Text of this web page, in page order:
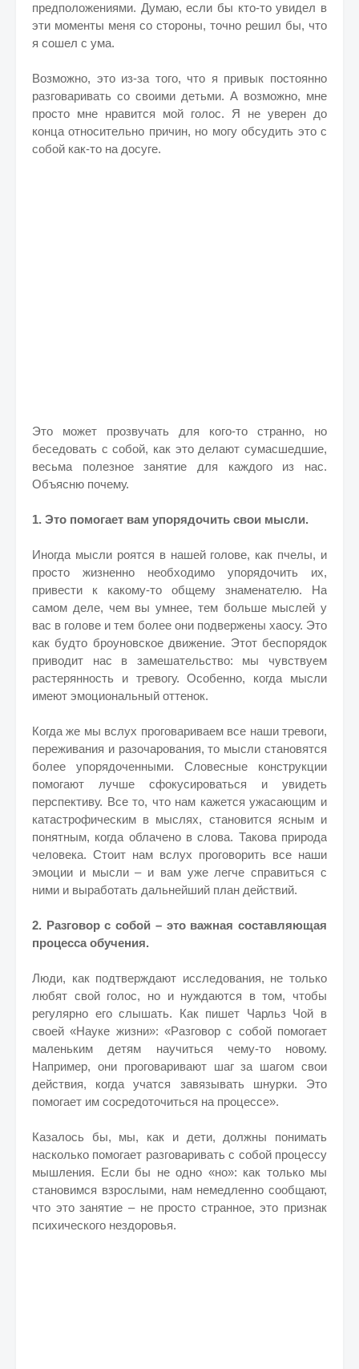
предположениями. Думаю, если бы кто-то увидел в
эти моменты меня со стороны, точно решил бы, что
я сошел с ума.
Возможно, это из-за того, что я привык постоянно
разговаривать со своими детьми. А возможно, мне
просто мне нравится мой голос. Я не уверен до
конца относительно причин, но могу обсудить это с
собой как-то на досуге.
Это может прозвучать для кого-то странно, но
беседовать с собой, как это делают сумасшедшие,
весьма полезное занятие для каждого из нас.
Объясню почему.
1. Это помогает вам упорядочить свои мысли.
Иногда мысли роятся в нашей голове, как пчелы, и
просто жизненно необходимо упорядочить их,
привести к какому-то общему знаменателю. На
самом деле, чем вы умнее, тем больше мыслей у
вас в голове и тем более они подвержены хаосу. Это
как будто броуновское движение. Этот беспорядок
приводит нас в замешательство: мы чувствуем
растерянность и тревогу. Особенно, когда мысли
имеют эмоциональный оттенок.
Когда же мы вслух проговариваем все наши тревоги,
переживания и разочарования, то мысли становятся
более упорядоченными. Словесные конструкции
помогают лучше сфокусироваться и увидеть
перспективу. Все то, что нам кажется ужасающим и
катастрофическим в мыслях, становится ясным и
понятным, когда облачено в слова. Такова природа
человека. Стоит нам вслух проговорить все наши
эмоции и мысли – и вам уже легче справиться с
ними и выработать дальнейший план действий.
2. Разговор с собой – это важная составляющая
процесса обучения.
Люди, как подтверждают исследования, не только
любят свой голос, но и нуждаются в том, чтобы
регулярно его слышать. Как пишет Чарльз Чой в
своей «Науке жизни»: «Разговор с собой помогает
маленьким детям научиться чему-то новому.
Например, они проговаривают шаг за шагом свои
действия, когда учатся завязывать шнурки. Это
помогает им сосредоточиться на процессе».
Казалось бы, мы, как и дети, должны понимать
насколько помогает разговаривать с собой процессу
мышления. Если бы не одно «но»: как только мы
становимся взрослыми, нам немедленно сообщают,
что это занятие – не просто странное, это признак
психического нездоровья.